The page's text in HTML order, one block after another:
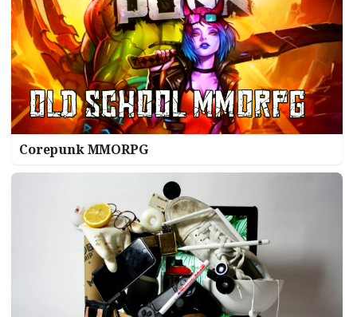
Corepunk MMORPG